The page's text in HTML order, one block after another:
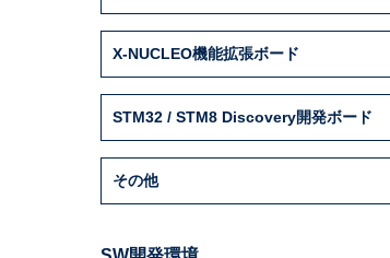
X-NUCLEO機能拡張ボード
STM32 / STM8 Discovery開発ボード
その他